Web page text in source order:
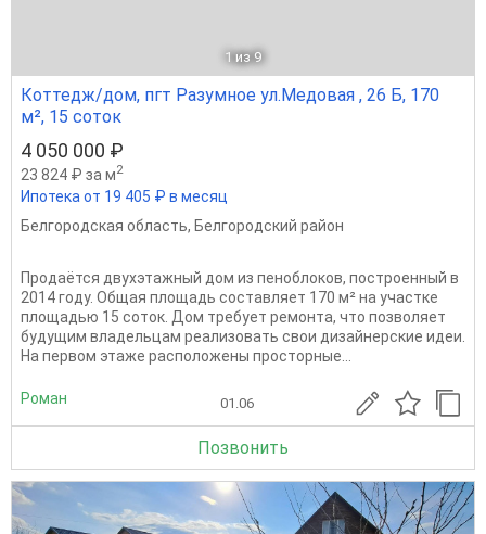
1 из 9
Коттедж/дом, пгт Разумное ул.Медовая , 26 Б, 170
м², 15 соток
4 050 000 ₽
23 824 ₽ за м2
Ипотека от 19 405 ₽ в месяц
Белгородская область, Белгородский район
Продаётся двухэтажный дом из пеноблоков, построенный в
2014 году. Общая площадь составляет 170 м² на участке
площадью 15 соток. Дом требует ремонта, что позволяет
будущим владельцам реализовать свои дизайнерские идеи.
На первом этаже расположены просторные...
Роман 01.06
Позвонить